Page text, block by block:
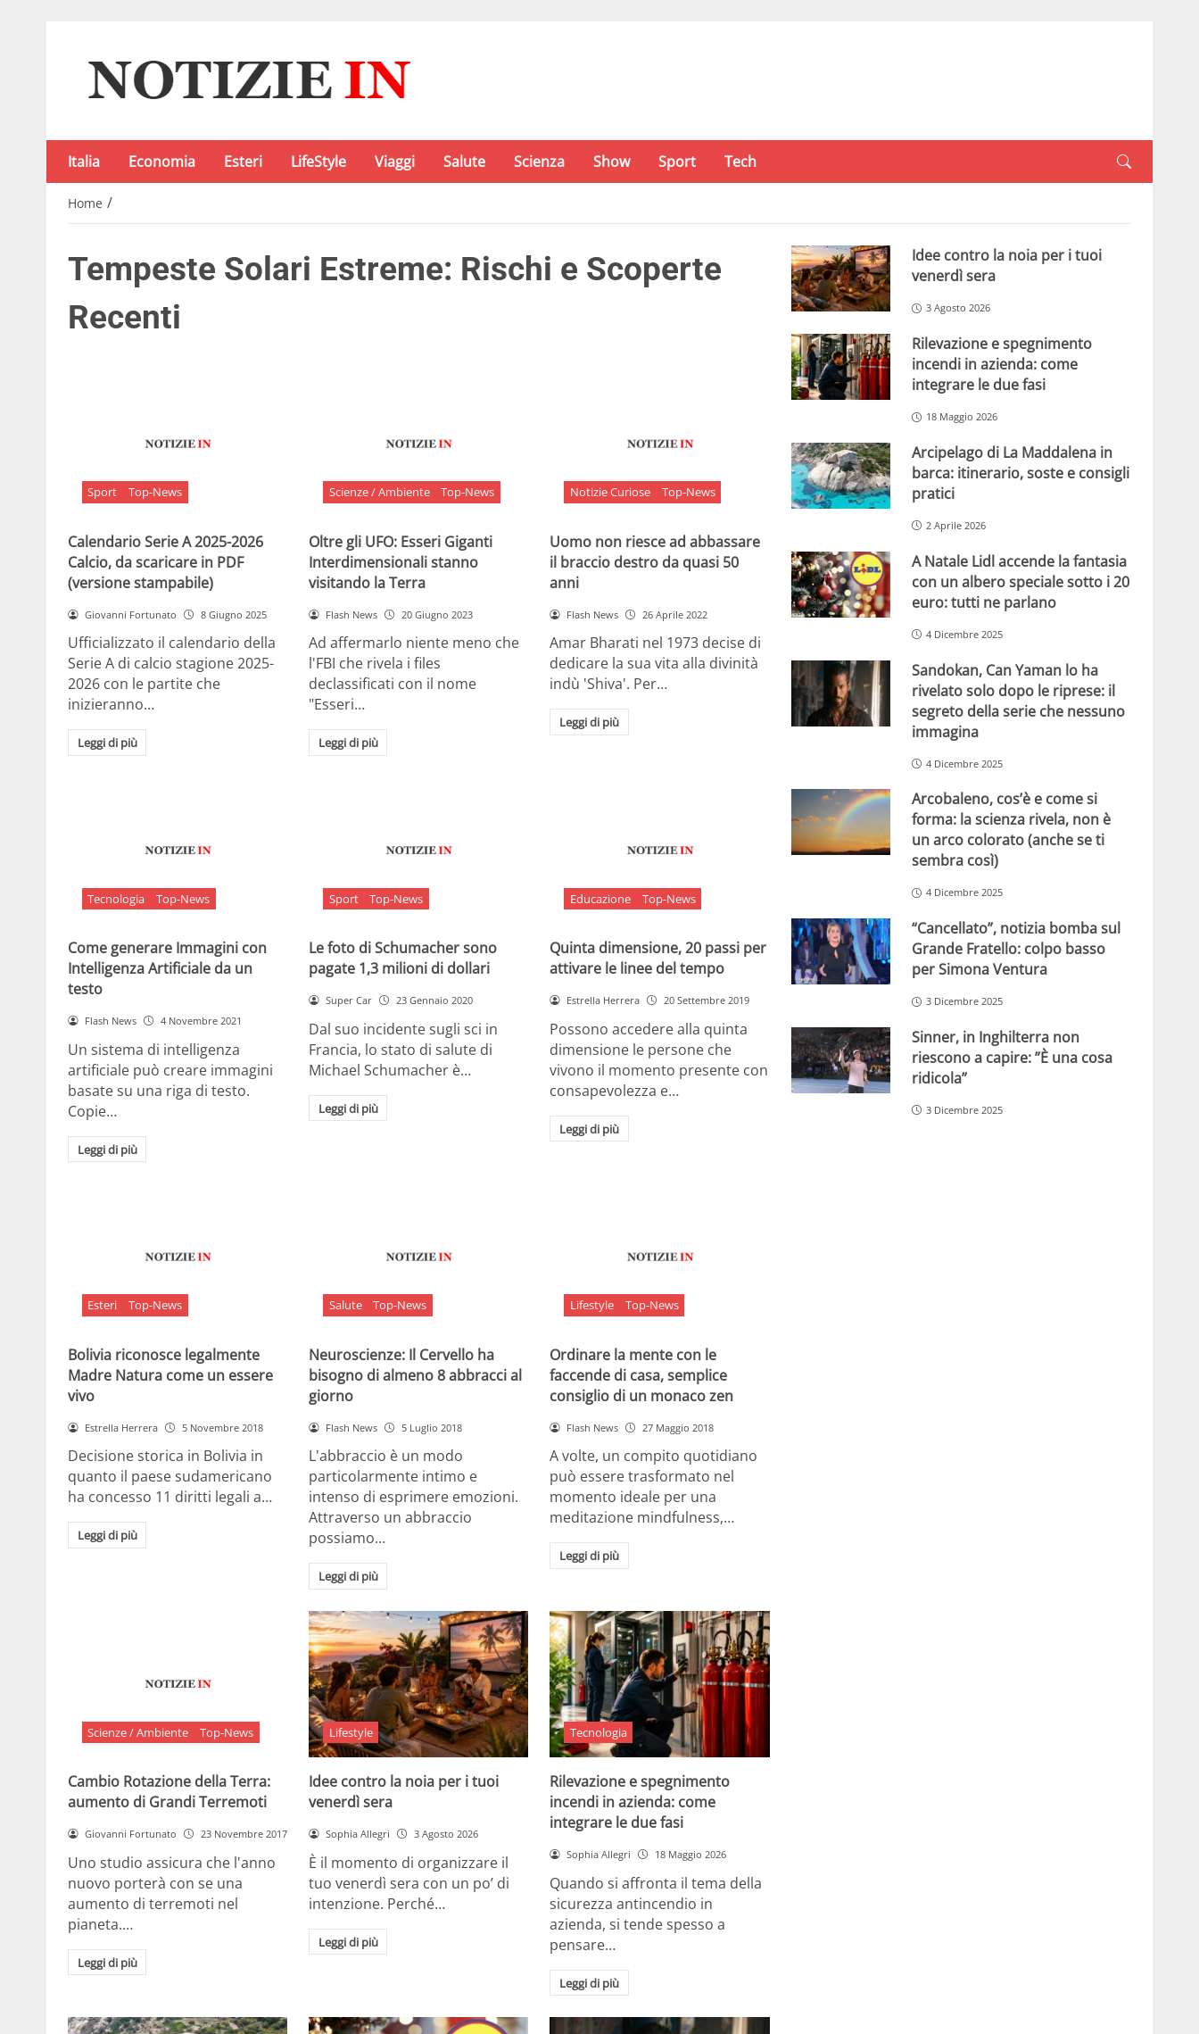
Italia Economia Esteri LifeStyle Viaggi Salute Scienza Show Sport Tech
Home /
Tempeste Solari Estreme: Rischi e Scoperte
Recenti
Sport Top-News
Calendario Serie A 2025-2026
Calcio, da scaricare in PDF
(versione stampabile)
Giovanni Fortunato 8 Giugno 2025
Ufficializzato il calendario della
Serie A di calcio stagione 2025-
2026 con le partite che
inizieranno…
Leggi di più
Scienze / Ambiente Top-News
Oltre gli UFO: Esseri Giganti
Interdimensionali stanno
visitando la Terra
Flash News 20 Giugno 2023
Ad affermarlo niente meno che
l'FBI che rivela i files
declassificati con il nome
"Esseri…
Leggi di più
Notizie Curiose Top-News
Uomo non riesce ad abbassare
il braccio destro da quasi 50
anni
Flash News 26 Aprile 2022
Amar Bharati nel 1973 decise di
dedicare la sua vita alla divinità
indù 'Shiva'. Per…
Leggi di più
Tecnologia Top-News
Come generare Immagini con
Intelligenza Artificiale da un
testo
Flash News 4 Novembre 2021
Un sistema di intelligenza
artificiale può creare immagini
basate su una riga di testo.
Copie…
Leggi di più
Sport Top-News
Le foto di Schumacher sono
pagate 1,3 milioni di dollari
Super Car 23 Gennaio 2020
Dal suo incidente sugli sci in
Francia, lo stato di salute di
Michael Schumacher è…
Leggi di più
Educazione Top-News
Quinta dimensione, 20 passi per
attivare le linee del tempo
Estrella Herrera 20 Settembre 2019
Possono accedere alla quinta
dimensione le persone che
vivono il momento presente con
consapevolezza e…
Leggi di più
Esteri Top-News
Bolivia riconosce legalmente
Madre Natura come un essere
vivo
Estrella Herrera 5 Novembre 2018
Decisione storica in Bolivia in
quanto il paese sudamericano
ha concesso 11 diritti legali a…
Leggi di più
Salute Top-News
Neuroscienze: Il Cervello ha
bisogno di almeno 8 abbracci al
giorno
Flash News 5 Luglio 2018
L'abbraccio è un modo
particolarmente intimo e
intenso di esprimere emozioni.
Attraverso un abbraccio
possiamo…
Leggi di più
Lifestyle Top-News
Ordinare la mente con le
faccende di casa, semplice
consiglio di un monaco zen
Flash News 27 Maggio 2018
A volte, un compito quotidiano
può essere trasformato nel
momento ideale per una
meditazione mindfulness,…
Leggi di più
Scienze / Ambiente Top-News
Cambio Rotazione della Terra:
aumento di Grandi Terremoti
Giovanni Fortunato 23 Novembre 2017
Uno studio assicura che l'anno
nuovo porterà con se una
aumento di terremoti nel
pianeta.…
Leggi di più
Lifestyle
Idee contro la noia per i tuoi
venerdì sera
Sophia Allegri 3 Agosto 2026
È il momento di organizzare il
tuo venerdì sera con un po’ di
intenzione. Perché…
Leggi di più
Tecnologia
Rilevazione e spegnimento
incendi in azienda: come
integrare le due fasi
Sophia Allegri 18 Maggio 2026
Quando si affronta il tema della
sicurezza antincendio in
azienda, si tende spesso a
pensare…
Leggi di più
Idee contro la noia per i tuoi
venerdì sera
3 Agosto 2026
Rilevazione e spegnimento
incendi in azienda: come
integrare le due fasi
18 Maggio 2026
Arcipelago di La Maddalena in
barca: itinerario, soste e consigli
pratici
2 Aprile 2026
A Natale Lidl accende la fantasia
con un albero speciale sotto i 20
euro: tutti ne parlano
4 Dicembre 2025
Sandokan, Can Yaman lo ha
rivelato solo dopo le riprese: il
segreto della serie che nessuno
immagina
4 Dicembre 2025
Arcobaleno, cos’è e come si
forma: la scienza rivela, non è
un arco colorato (anche se ti
sembra così)
4 Dicembre 2025
“Cancellato”, notizia bomba sul
Grande Fratello: colpo basso
per Simona Ventura
3 Dicembre 2025
Sinner, in Inghilterra non
riescono a capire: ”È una cosa
ridicola”
3 Dicembre 2025